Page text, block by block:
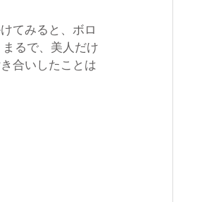
てみると、ボロ
るで、美人だけ
合いしたことは